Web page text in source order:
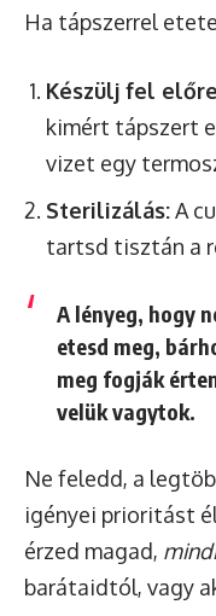
Ha tápszerrel
Készülj fel
kimért tápszert
vizet egy
Sterilizálás:A
tartsd tisztán a
A lényeg, hogy
etesd meg,
meg fogják
velük vagytok.
Ne feledd, a
igényei prioritást
érzed magad,
barátaidtól, vagy